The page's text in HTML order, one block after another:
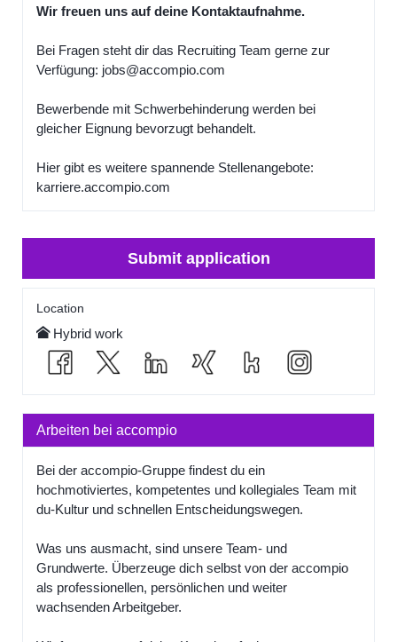
Wir freuen uns auf deine Kontaktaufnahme.
Bei Fragen steht dir das Recruiting Team gerne zur
Verfügung: jobs@accompio.com
Bewerbende mit Schwerbehinderung werden bei
gleicher Eignung bevorzugt behandelt.
Hier gibt es weitere spannende Stellenangebote:
karriere.accompio.com
Submit application
Location
Hybrid work
Arbeiten bei accompio
Bei der accompio-Gruppe findest du ein
hochmotiviertes, kompetentes und kollegiales Team mit
du-Kultur und schnellen Entscheidungswegen.
Was uns ausmacht, sind unsere Team- und
Grundwerte. Überzeuge dich selbst von der accompio
als professionellen, persönlichen und weiter
wachsenden Arbeitgeber.